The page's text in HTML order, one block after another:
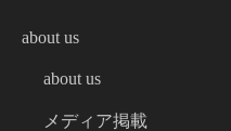
about us
about us
メディア掲載